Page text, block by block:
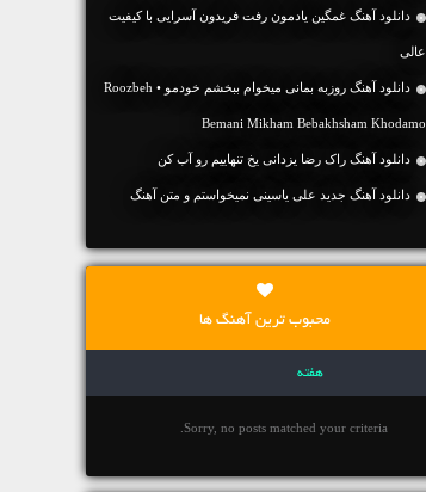
دانلود آهنگ غمگین یادمون رفت فریدون آسرایی با کیفیت
عالی
دانلود آهنگ روزبه بمانی میخوام ببخشم خودمو • Roozbeh
Bemani Mikham Bebakhsham Khodamo
دانلود آهنگ راک رضا یزدانی یخ تنهاییم رو آب کن
دانلود آهنگ جديد علی یاسینی نمیخواستم و متن آهنگ
محبوب ترین آهنگ ها
هفته
Sorry, no posts matched your criteria.